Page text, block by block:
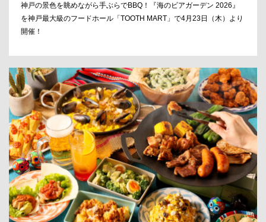
神戸の景色を眺めながら手ぶらでBBQ！『海のビアガーデン 2026』
を神戸最大級のフードホール「TOOTH MART」で4月23日（木）より
開催！